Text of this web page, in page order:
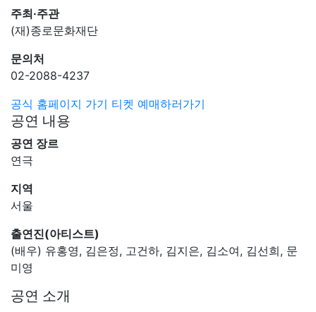
주최·주관
(재)종로문화재단
문의처
02-2088-4237
공식 홈페이지 가기 티켓 예매하러가기
공연 내용
공연 장르
연극
지역
서울
출연진(아티스트)
(배우) 유홍영, 김은정, 고건하, 김지은, 김소여, 김선희, 문
미영
공연 소개